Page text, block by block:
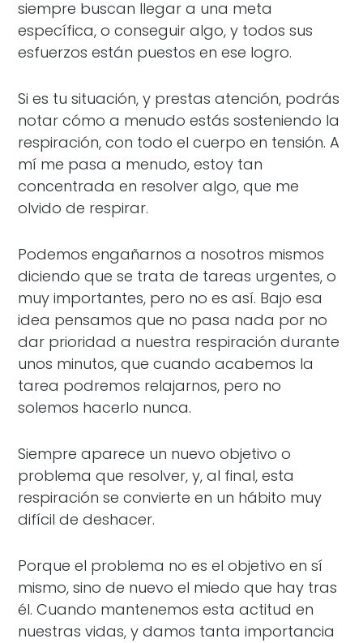
siempre buscan llegar a una meta
específica, o conseguir algo, y todos sus
esfuerzos están puestos en ese logro.
Si es tu situación, y prestas atención, podrás
notar cómo a menudo estás sosteniendo la
respiración, con todo el cuerpo en tensión. A
mí me pasa a menudo, estoy tan
concentrada en resolver algo, que me
olvido de respirar.
Podemos engañarnos a nosotros mismos
diciendo que se trata de tareas urgentes, o
muy importantes, pero no es así. Bajo esa
idea pensamos que no pasa nada por no
dar prioridad a nuestra respiración durante
unos minutos, que cuando acabemos la
tarea podremos relajarnos, pero no
solemos hacerlo nunca.
Siempre aparece un nuevo objetivo o
problema que resolver, y, al final, esta
respiración se convierte en un hábito muy
difícil de deshacer.
Porque el problema no es el objetivo en sí
mismo, sino de nuevo el miedo que hay tras
él. Cuando mantenemos esta actitud en
nuestras vidas, y damos tanta importancia